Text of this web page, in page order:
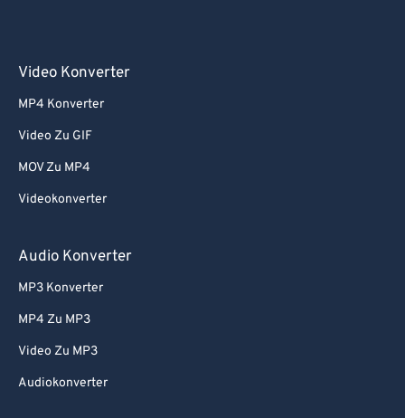
Video Konverter
MP4 Konverter
Video Zu GIF
MOV Zu MP4
Videokonverter
Audio Konverter
MP3 Konverter
MP4 Zu MP3
Video Zu MP3
Audiokonverter